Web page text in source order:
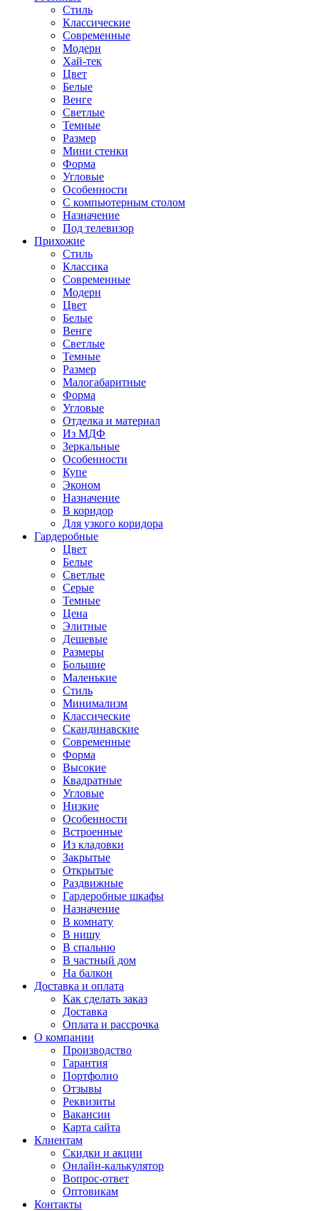
Стиль
Классические
Современные
Модерн
Хай-тек
Цвет
Белые
Венге
Светлые
Темные
Размер
Мини стенки
Форма
Угловые
Особенности
С компьютерным столом
Назначение
Под телевизор
Прихожие
Стиль
Классика
Современные
Модерн
Цвет
Белые
Венге
Светлые
Темные
Размер
Малогабаритные
Форма
Угловые
Отделка и материал
Из МДФ
Зеркальные
Особенности
Купе
Эконом
Назначение
В коридор
Для узкого коридора
Гардеробные
Цвет
Белые
Светлые
Серые
Темные
Цена
Элитные
Дешевые
Размеры
Большие
Маленькие
Стиль
Минимализм
Классические
Скандинавские
Современные
Форма
Высокие
Квадратные
Угловые
Низкие
Особенности
Встроенные
Из кладовки
Закрытые
Открытые
Раздвижные
Гардеробные шкафы
Назначение
В комнату
В нишу
В спальню
В частный дом
На балкон
Доставка и оплата
Как сделать заказ
Доставка
Оплата и рассрочка
О компании
Производство
Гарантия
Портфолио
Отзывы
Реквизиты
Вакансии
Карта сайта
Клиентам
Скидки и акции
Онлайн-калькулятор
Вопрос-ответ
Оптовикам
Контакты